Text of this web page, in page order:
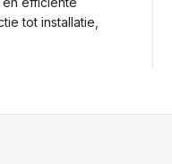
tot installatie,